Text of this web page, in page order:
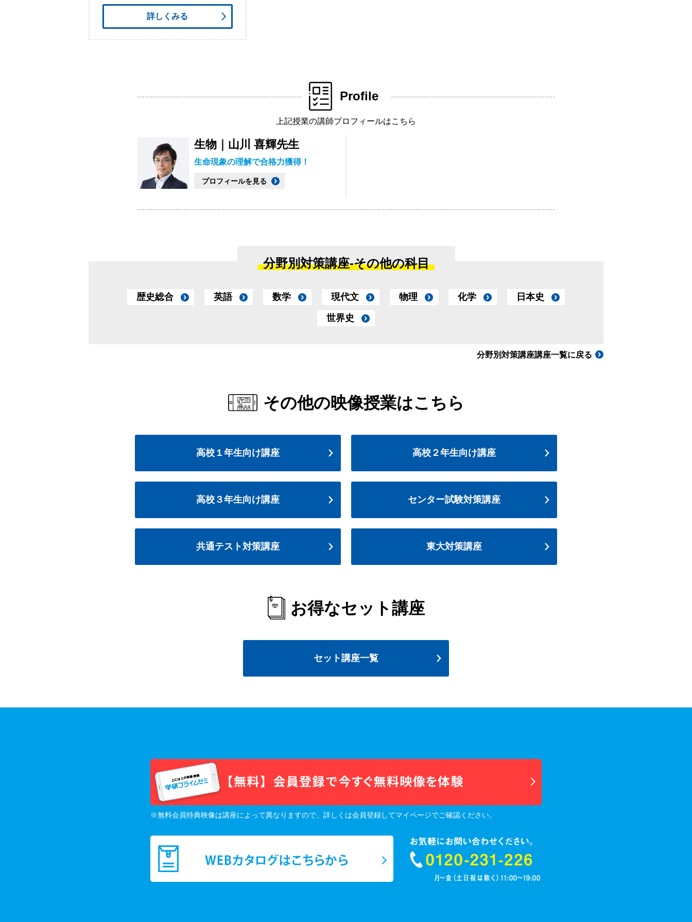
詳しくみる
Profile
上記授業の講師プロフィールはこちら
生物｜山川 喜輝先生
生命現象の理解で合格力獲得！
プロフィールを見る
分野別対策講座-その他の科目
歴史総合 英語 数学 現代文 物理 化学 日本史
世界史
分野別対策講座講座一覧に戻る
その他の映像授業はこちら
高校１年生向け講座 高校２年生向け講座
高校３年生向け講座 センター試験対策講座
共通テスト対策講座 東大対策講座
お得なセット講座
セット講座一覧
※無料会員特典映像は講座によって異なりますので、詳しくは会員登録してマイページでご確認ください。